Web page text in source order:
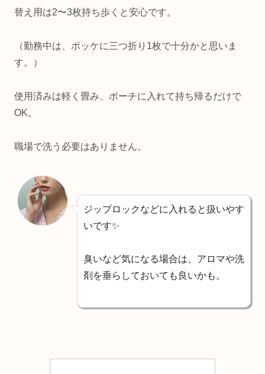
替え用は2〜3枚持ち歩くと安心です。
（勤務中は、ポッケに三つ折り 1枚で十分かと思いま
す。）
使用済みは軽く畳み、ポーチに入れて持ち帰るだけで
OK。
職場で洗う必要はありません。
ジップロックなどに入れると扱いやす
いです✨
臭いなど気になる場合は、アロマや洗
剤を垂らしておいても良いかも。